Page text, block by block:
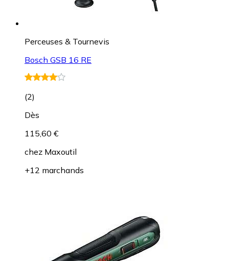
Perceuses & Tournevis
Bosch GSB 16 RE
(2)
Dès
115,60 €
chez Maxoutil
+12 marchands